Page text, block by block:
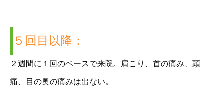
５回目以降：
２週間に１回のペースで来院。肩こり、首の痛み、頭
痛、目の奥の痛みは出ない。